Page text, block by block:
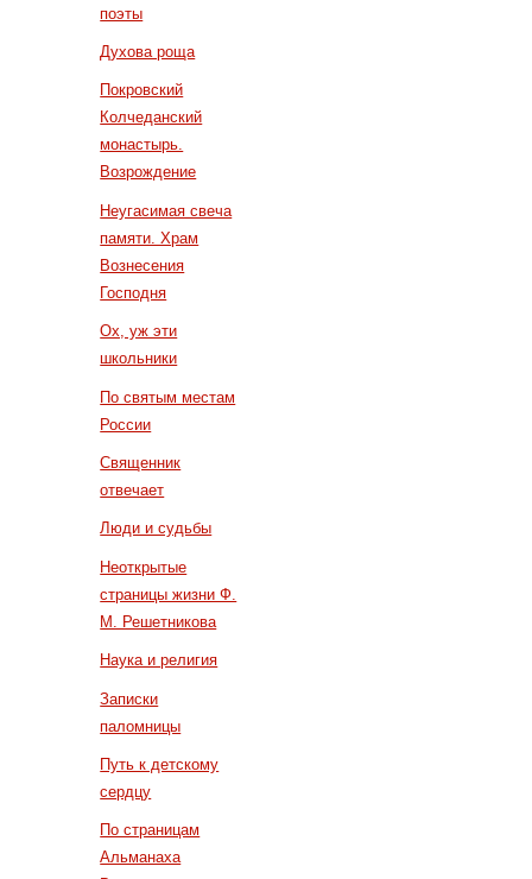
поэты
Духова роща
Покровский
Колчеданский
монастырь.
Возрождение
Неугасимая свеча
памяти. Храм
Вознесения
Господня
Ох, уж эти
школьники
По святым местам
России
Священник
отвечает
Люди и судьбы
Неоткрытые
страницы жизни Ф.
М. Решетникова
Наука и религия
Записки
паломницы
Путь к детскому
сердцу
По страницам
Альманаха